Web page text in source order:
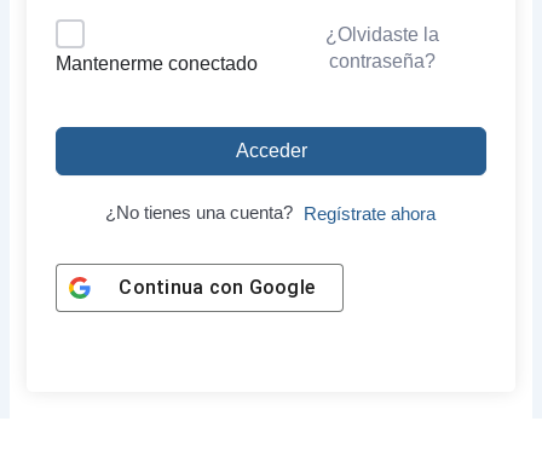
Mantenerme conectado
¿Olvidaste la
contraseña?
Acceder
¿No tienes una cuenta? Regístrate ahora
Continua con Google